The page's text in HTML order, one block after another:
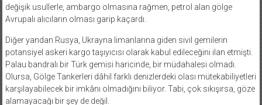
değişik usullerle, ambargo olmasına rağmen, petrol alan gölge
Avrupalı alıcıların olması garip kaçardı.
Diğer yandan Rusya, Ukrayna limanlarına giden sivil gemilerin
potansiyel askeri kargo taşıyıcısı olarak kabul edileceğini ilan etmişti.
Palau bandralı bir Türk gemisi haricinde, bir müdahalesi olmadı.
Olursa, Gölge Tankerleri dâhil farklı denizlerdeki olası mütekabiliyetleri
karşılayabilecek bir imkânı olmadığını biliyor. Tabi, çok sıkışırsa, göze
alamayacağı bir şey de değil.